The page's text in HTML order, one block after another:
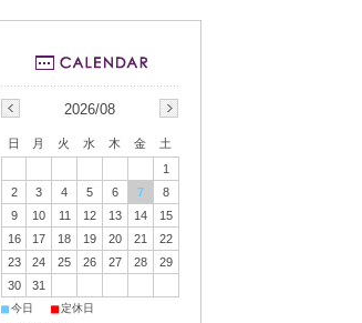
2026/08
日 月 火 水 木 金
土
1
2
3 4 5 6 7
8
9
10 11 12 13 14
15
16
17 18 19 20 21
22
23
24 25 26 27 28
29
30
31
■今日 ■定休日